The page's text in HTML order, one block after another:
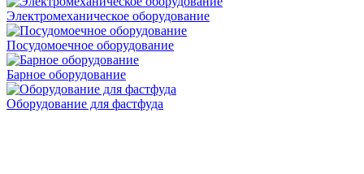
Электромеханическое оборудование
Посудомоечное оборудование
Барное оборудование
Оборудование для фастфуда